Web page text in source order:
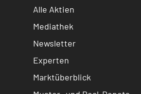
Alle Aktien
Mediathek
Newsletter
Experten
Marktüberblick